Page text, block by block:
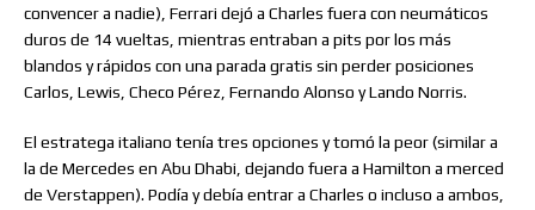
convencer a nadie), Ferrari dejó a Charles fuera con neumáticos
duros de 14 vueltas, mientras entraban a pits por los más
blandos y rápidos con una parada gratis sin perder posiciones
Carlos, Lewis, Checo Pérez, Fernando Alonso y Lando Norris.
El estratega italiano tenía tres opciones y tomó la peor (similar a
la de Mercedes en Abu Dhabi, dejando fuera a Hamilton a merced
de Verstappen). Podía y debía entrar a Charles o incluso a ambos,